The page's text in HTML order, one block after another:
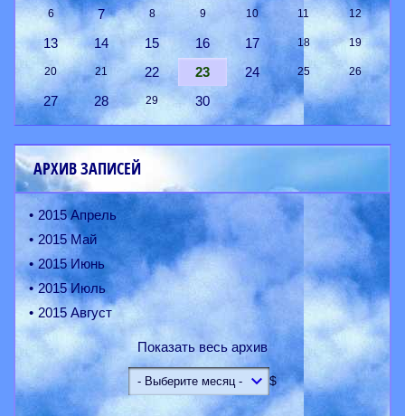
6 7 8 9 10 11 12
13 14 15 16 17 18 19
20 21 22 23 24 25 26
27 28 29 30
АРХИВ ЗАПИСЕЙ
2015 Апрель
2015 Май
2015 Июнь
2015 Июль
2015 Август
Показать весь архив
$